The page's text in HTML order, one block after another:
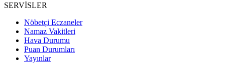
SERVİSLER
Nöbetçi Eczaneler
Namaz Vakitleri
Hava Durumu
Puan Durumları
Yayınlar